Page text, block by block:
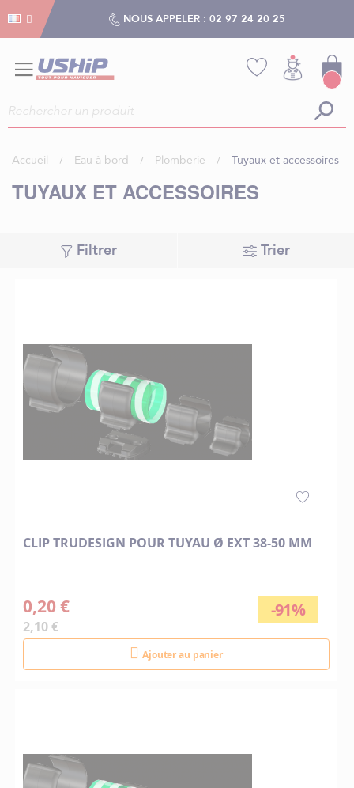
NOUS APPELER : 02 97 24 20 25
Accueil Eau à bord Plomberie Tuyaux et accessoires
TUYAUX ET ACCESSOIRES
Filtrer Trier
CLIP TRUDESIGN POUR TUYAU Ø EXT 38-50 MM
-91%
0,20 €
2,10 €
Ajouter au panier
Gestion des cookies
Gestion des cookies